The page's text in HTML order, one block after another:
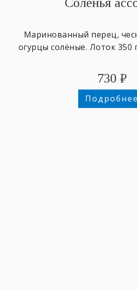
Соленья
Маринованный перец,
огурцы солёные. Лоток 350
730 ₽
Подробнее